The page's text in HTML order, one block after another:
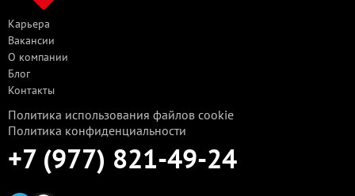
Карьера
Вакансии
О компании
Блог
Контакты
Политика использования файлов cookie
Политика конфиденциальности
+7 (977) 821-49-24